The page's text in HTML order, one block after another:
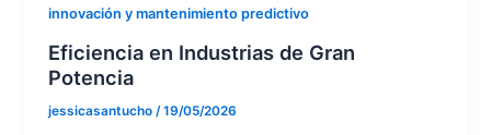
innovación y mantenimiento predictivo
Eficiencia en Industrias de Gran
Potencia
jessicasantucho /19/05/2026